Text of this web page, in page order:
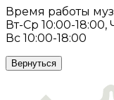
Время работы
Вт-Ср 10:00-18:00,
Вс 10:00-18:00
Вернуться